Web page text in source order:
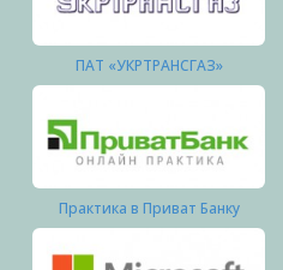
ПАТ «УКРТРАНСГАЗ»
Практика в Приват Банку